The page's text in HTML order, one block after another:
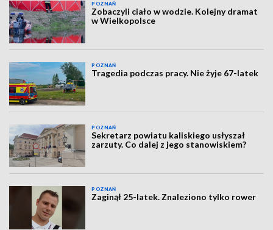
POZNAŃ
Zobaczyli ciało w wodzie. Kolejny dramat
w Wielkopolsce
POZNAŃ
Tragedia podczas pracy. Nie żyje 67-latek
POZNAŃ
Sekretarz powiatu kaliskiego usłyszał
zarzuty. Co dalej z jego stanowiskiem?
POZNAŃ
Zaginął 25-latek. Znaleziono tylko rower